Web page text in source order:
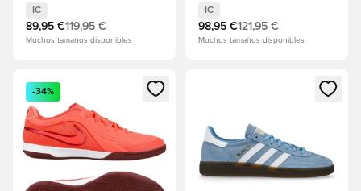
IC
89,95 €119,95 €
Muchos tamaños disponibles
IC
98,95 €121,95 €
Muchos tamaños disponibles
Abre un modal para iniciar sesión o registrarse como
-34%
Abre un modal para iniciar